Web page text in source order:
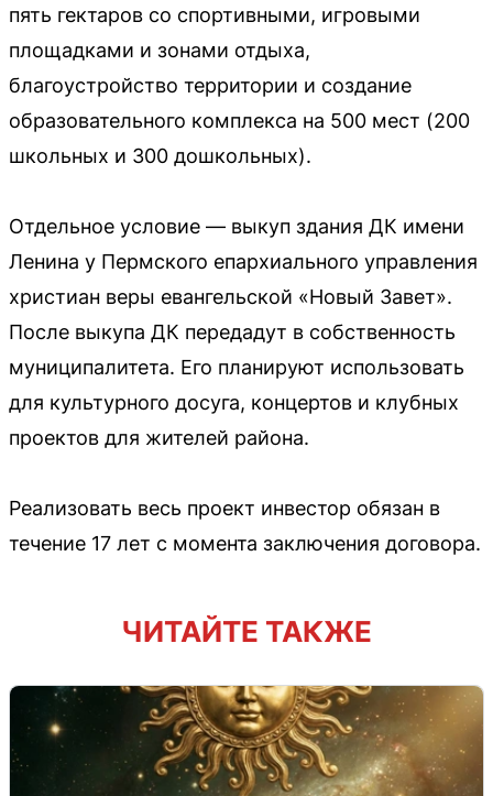
пять гектаров со спортивными, игровыми
площадками и зонами отдыха,
благоустройство территории и создание
образовательного комплекса на 500 мест (200
школьных и 300 дошкольных).
Отдельное условие — выкуп здания ДК имени
Ленина у Пермского епархиального управления
христиан веры евангельской «Новый Завет».
После выкупа ДК передадут в собственность
муниципалитета. Его планируют использовать
для культурного досуга, концертов и клубных
проектов для жителей района.
Реализовать весь проект инвестор обязан в
течение 17 лет с момента заключения договора.
ЧИТАЙТЕ ТАКЖЕ